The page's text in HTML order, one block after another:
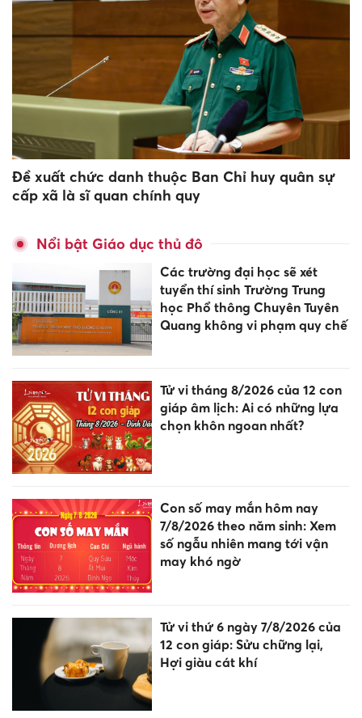
Đề xuất chức danh thuộc Ban Chỉ huy quân sự
cấp xã là sĩ quan chính quy
Nổi bật Giáo dục thủ đô
Các trường đại học sẽ xét
tuyển thí sinh Trường Trung
học Phổ thông Chuyên Tuyên
Quang không vi phạm quy chế
Tử vi tháng 8/2026 của 12 con
giáp âm lịch: Ai có những lựa
chọn khôn ngoan nhất?
Con số may mắn hôm nay
7/8/2026 theo năm sinh: Xem
số ngẫu nhiên mang tới vận
may khó ngờ
Tử vi thứ 6 ngày 7/8/2026 của
12 con giáp: Sửu chững lại,
Hợi giàu cát khí